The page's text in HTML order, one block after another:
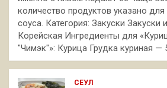
количество продуктов указано
соуса. Категория: Закуски Закуски
Корейская Ингредиенты для
"Чимэк"»: Курица Грудка куриная —
СЕУЛ